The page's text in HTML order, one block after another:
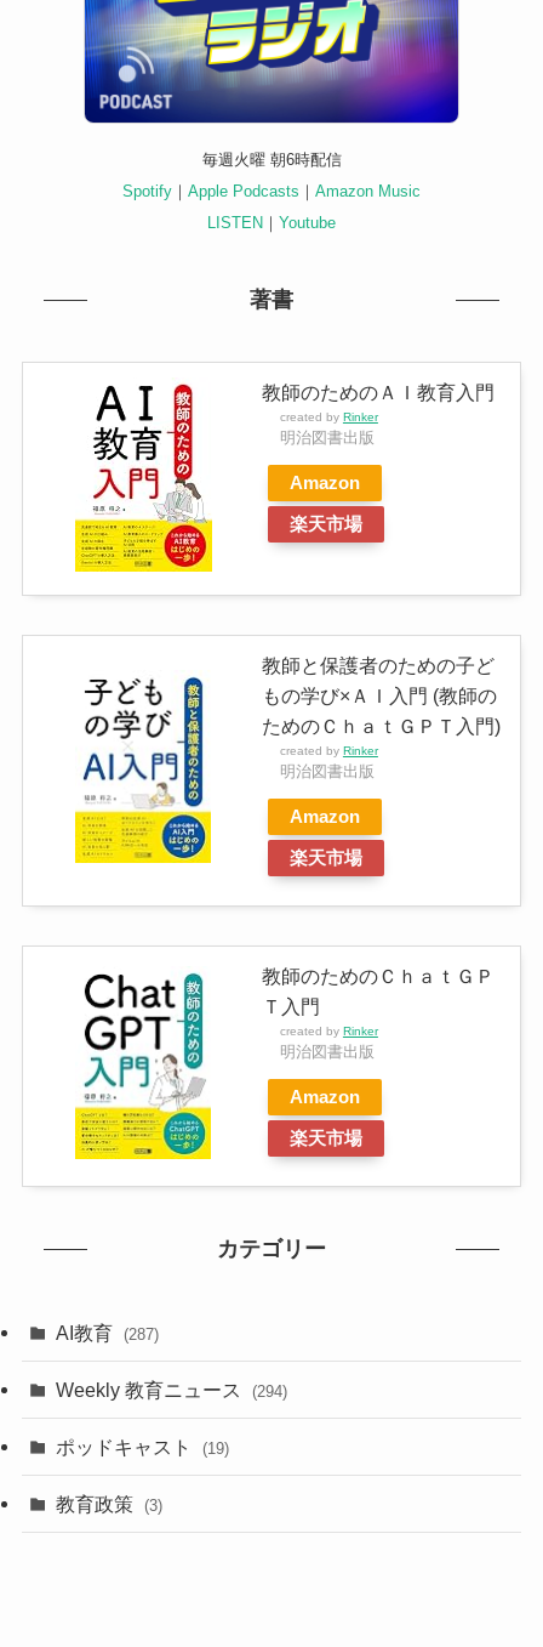
毎週火曜 朝6時配信
Spotify ｜ Apple Podcasts ｜ Amazon Music
LISTEN ｜ Youtube
著書
教師のためのＡＩ教育入門
created by Rinker
明治図書出版
Amazon
楽天市場
教師と保護者のための子ど
もの学び×ＡＩ入門 (教師の
ためのＣｈａｔＧＰＴ入門)
created by Rinker
明治図書出版
Amazon
楽天市場
教師のためのＣｈａｔＧＰ
Ｔ入門
created by Rinker
明治図書出版
Amazon
楽天市場
カテゴリー
AI教育 (287)
Weekly 教育ニュース (294)
ポッドキャスト (19)
教育政策 (3)